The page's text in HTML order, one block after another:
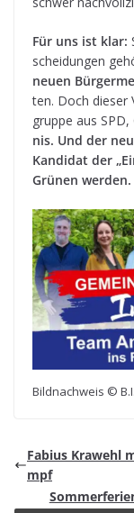
Für uns ist klar:
schei­dun­gen
neuen
ten. Doch
gruppe aus
nis. Und der
Kan­di­dat der
Grü­nen werden.
Bild­nach­weis ©
Fabius Kra­wehl
mpf